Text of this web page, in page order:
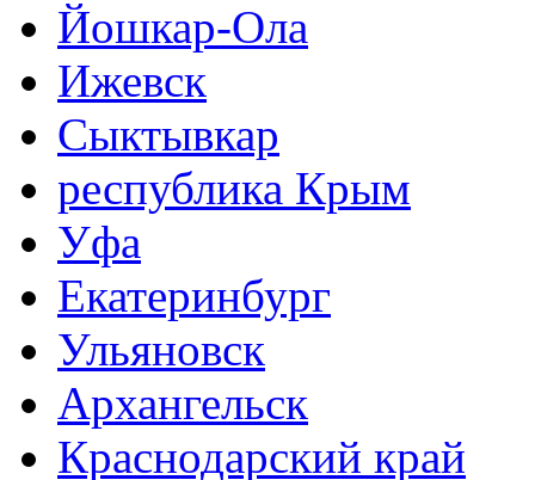
Йошкар-Ола
Ижевск
Сыктывкар
республика Крым
Уфа
Екатеринбург
Ульяновск
Архангельск
Краснодарский край